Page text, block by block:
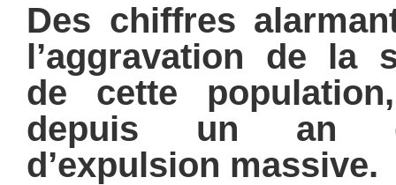
Des chiffres
l’aggravation de la
de cette
depuis un an
d’expulsion massive.